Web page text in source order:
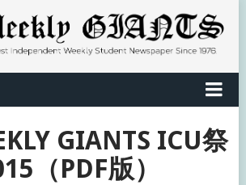
GIANTS ICU祭
（PDF版）